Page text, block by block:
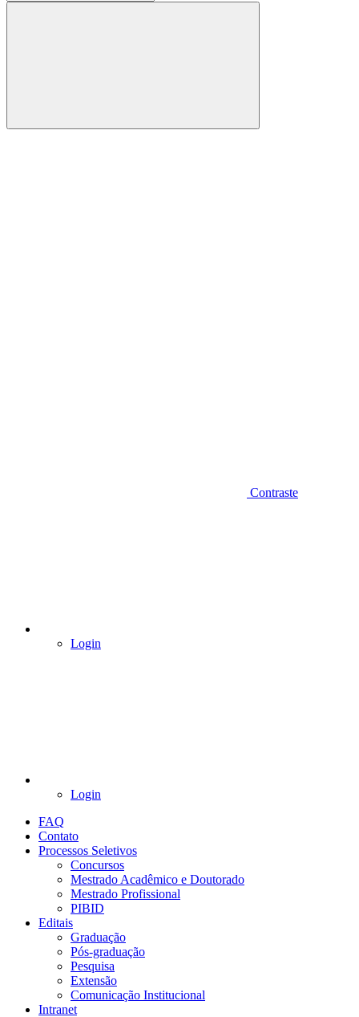
Buscar
Contraste
Login
Login
FAQ
Contato
Processos Seletivos
Concursos
Mestrado Acadêmico e Doutorado
Mestrado Profissional
PIBID
Editais
Graduação
Pós-graduação
Pesquisa
Extensão
Comunicação Institucional
Intranet